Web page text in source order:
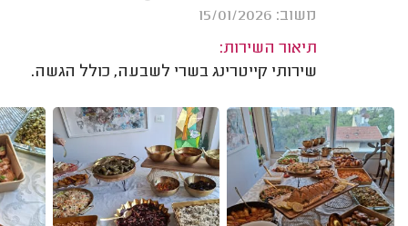
משוב: 15/01/2026
תיאור השירות:
שירותי קייטרינג בשרי לשבעה, כולל הגשה.